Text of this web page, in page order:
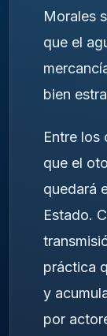
Morales
que el
bien
Entre los
que el
quedará
Estado.
práctica
y
por